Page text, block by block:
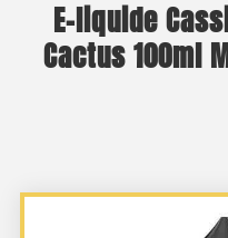
E-liquide
Cactus 100ml